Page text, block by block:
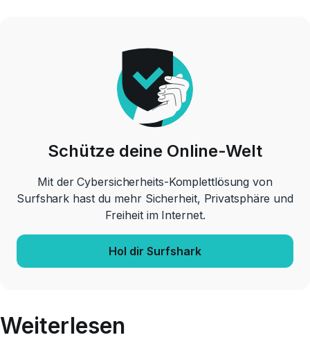
Schütze deine Online-Welt
Mit der Cybersicherheits-Komplettlösung von
Surfshark hast du mehr Sicherheit, Privatsphäre und
Freiheit im Internet.
Hol dir Surfshark
Weiterlesen